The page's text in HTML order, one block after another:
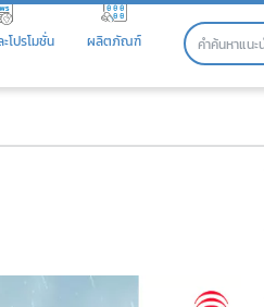
โปรโมชั่น ผลิตภัณฑ์